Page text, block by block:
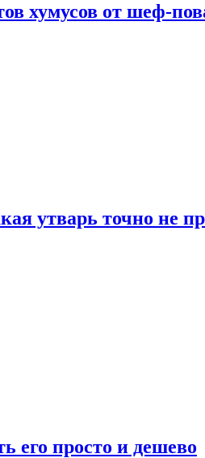
хумусов от шеф-
утварь точно не
его просто и дешево